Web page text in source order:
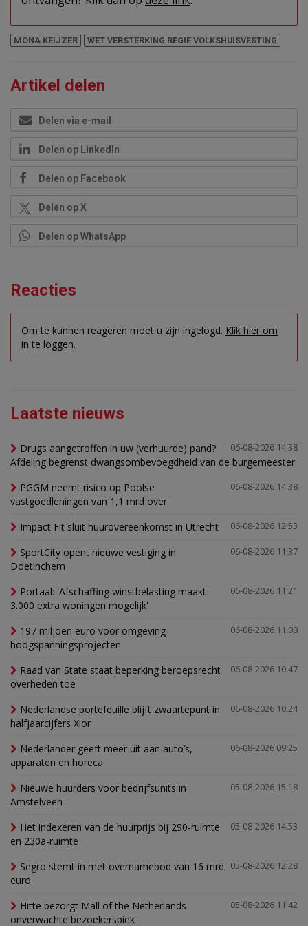
MONA KEIJZER WET VERSTERKING REGIE VOLKSHUISVESTING
Artikel delen
Delen via e-mail
Delen op LinkedIn
Delen op Facebook
Delen op X
Delen op WhatsApp
Reacties
Om te kunnen reageren moet u zijn ingelogd. Klik hier om
in te loggen.
Laatste nieuws
06-08-2026 14:38
Drugs aangetroffen in uw (verhuurde) pand?
Afdeling begrenst dwangsombevoegdheid van de burgemeester
06-08-2026 14:38
PGGM neemt risico op Poolse
vastgoedleningen van 1,1 mrd over
06-08-2026 12:53
Impact Fit sluit huurovereenkomst in Utrecht
06-08-2026 11:37
SportCity opent nieuwe vestiging in
Doetinchem
06-08-2026 11:21
Portaal: 'Afschaffing winstbelasting maakt
3.000 extra woningen mogelijk'
06-08-2026 11:00
197 miljoen euro voor omgeving
hoogspanningsprojecten
06-08-2026 10:47
Raad van State staat beperking beroepsrecht
overheden toe
06-08-2026 10:24
Nederlandse portefeuille blijft zwaartepunt in
halfjaarcijfers Xior
06-08-2026 09:25
Nederlander geeft meer uit aan auto’s,
apparaten en horeca
05-08-2026 15:18
Nieuwe huurders voor bedrijfsunits in
Amstelveen
05-08-2026 14:53
Het indexeren van de huurprijs bij 290-ruimte
en 230a-ruimte
05-08-2026 12:28
Segro stemt in met overnamebod van 16 mrd
euro
05-08-2026 11:42
Hitte bezorgt Mall of the Netherlands
onverwachte bezoekerspiek